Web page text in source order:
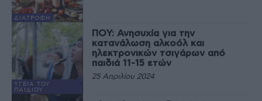
ΔΙΑΤΡΟΦΉ
ΥΓΕΊΑ ΤΟΥ
ΠΑΙΔΙΟΎ
ΠΟΥ: Ανησυχία για την
κατανάλωση αλκοόλ και
ηλεκτρονικών τσιγάρων από
παιδιά 11-15 ετών
25 Απριλίου 2024